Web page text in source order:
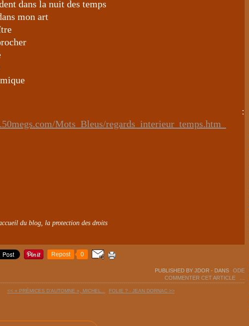
dans la nuit des temps
mon art
:
Mots_Bleus/regards_interieur_temps.htm
du blog, la protection des droits
Repost 0
PUBLISHED BY JDOR - DANS
ODE
COMMENTER CET ARTICLE
<< « PRÉMICES D’AUTOMNE », MICHEL... FOLIE ? - JEAN DORNAC >>